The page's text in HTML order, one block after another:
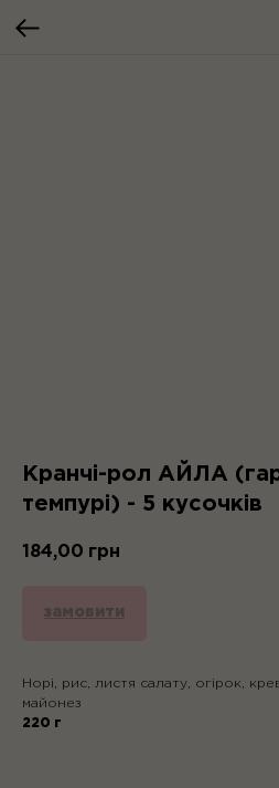
Кранчі-рол АЙЛА
темпурі) - 5 кусочків
184,00 грн
замовити
Норі, рис, листя салату, огірок,
майонез
220 г